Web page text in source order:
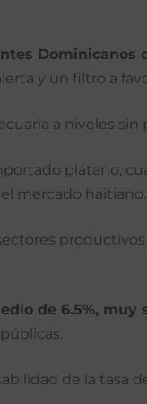
Dominicanos
y un filtro a
a niveles
plátano,
mercado haitiano.
de 6.5%, muy
de la tasa